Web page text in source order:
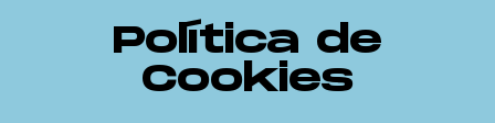
Política de
Cookies